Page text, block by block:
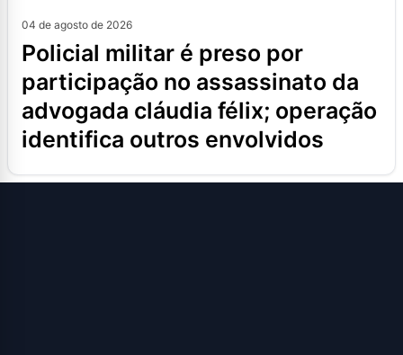
04 de agosto de 2026
policial militar é preso por
participação no assassinato da
advogada cláudia félix; operação
identifica outros envolvidos